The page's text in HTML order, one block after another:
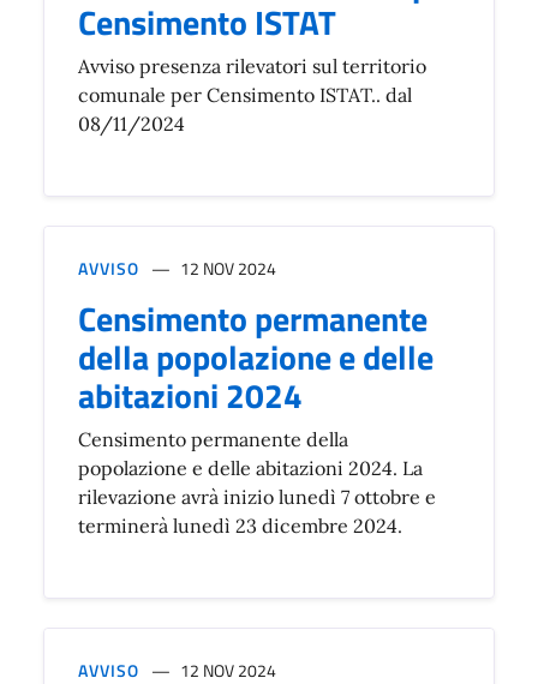
Censimento ISTAT
Avviso presenza rilevatori sul territorio
comunale per Censimento ISTAT.. dal
08/11/2024
AVVISO 12 NOV 2024
Censimento permanente
della popolazione e delle
abitazioni 2024
Censimento permanente della
popolazione e delle abitazioni 2024. La
rilevazione avrà inizio lunedì 7 ottobre e
terminerà lunedì 23 dicembre 2024.
AVVISO 12 NOV 2024